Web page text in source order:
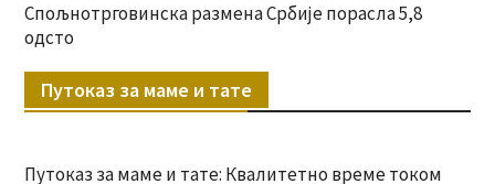
Спољнотрговинска размена Србије порасла 5,8
одсто
Путоказ за маме и тате
Путоказ за маме и тате: Квалитетно време током